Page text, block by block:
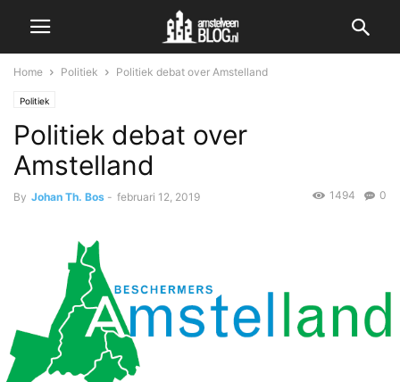
Home Politiek Politiek debat over Amstelland
Politiek
Politiek debat over
Amstelland
By Johan Th. Bos - februari 12, 2019 0
1494